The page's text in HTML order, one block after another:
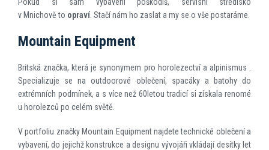
v Mnichově to opraví . Stačí nám ho zaslat a my se o vše postaráme.
Mountain Equipment
Britská značka, která je synonymem pro horolezectví a alpinismus .
Specializuje se na outdoorové oblečení, spacáky a batohy do
extrémních podmínek, a s více než 60letou tradicí si získala renomé
u horolezců po celém světě.
V portfoliu značky Mountain Equipment najdete technické oblečení a
vybavení, do jejichž konstrukce a designu vývojáři vkládají desítky let